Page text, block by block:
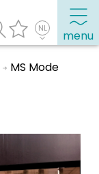
menu
MS Mode